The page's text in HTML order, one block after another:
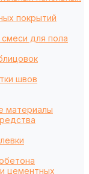
покрытий
для пола
швов
материалы
цементных